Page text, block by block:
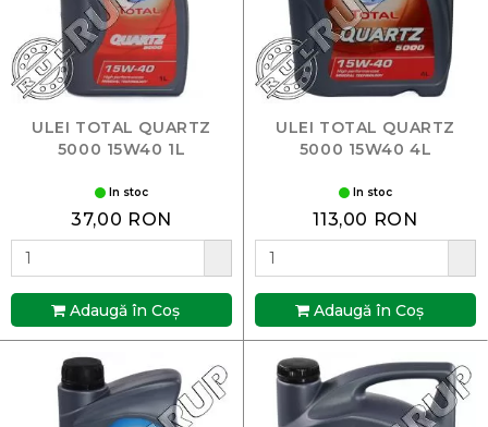
ULEI TOTAL QUARTZ
5000 15W40 1L
In stoc
37,00 RON
Adaugă în Coş
ULEI TOTAL QUARTZ
5000 15W40 4L
In stoc
113,00 RON
Adaugă în Coş